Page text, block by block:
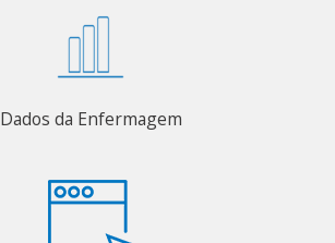
Dados da Enfermagem